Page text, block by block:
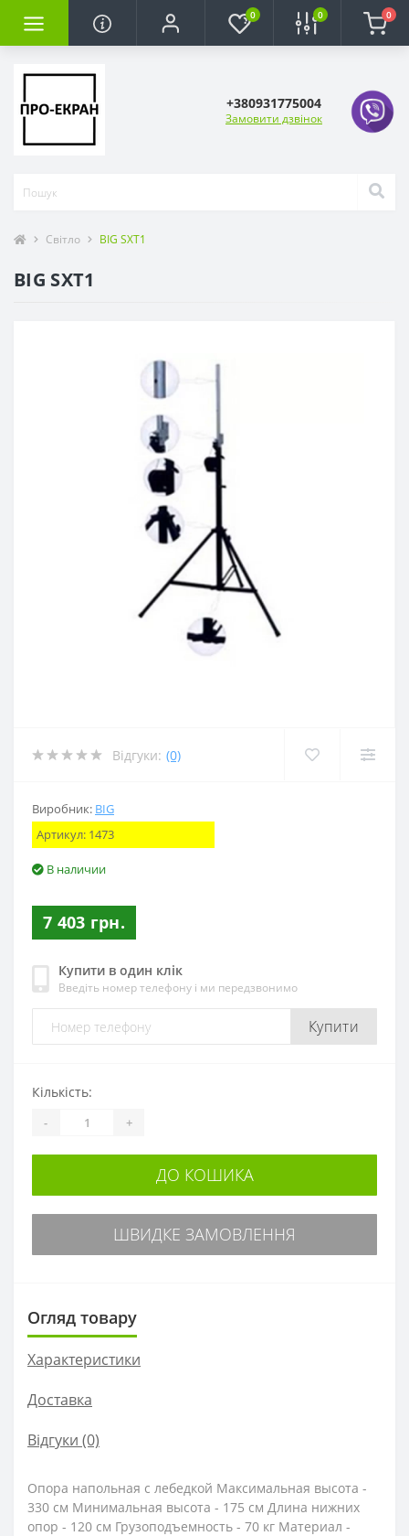
0 0 0
+380931775004
Замовити дзвінок
Світло BIG SXT1
BIG SXT1
Відгуки: (0)
Виробник: BIG
Артикул: 1473
В наличии
7 403 грн.
Купити в один клік
Введіть номер телефону і ми передзвонимо
Купити
Кількість:
- +
ДО КОШИКА
ШВИДКЕ ЗАМОВЛЕННЯ
Огляд товару
Характеристики
Доставка
Відгуки (0)
Опора напольная с лебедкой Максимальная высота -
330 см Минимальная высота - 175 см Длина нижних
опор - 120 см Грузоподъемность - 70 кг Материал -